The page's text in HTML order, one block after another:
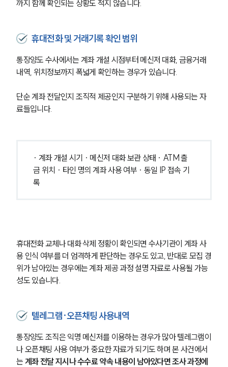
까지 함께 확인되는 상황도 적지 않습니다.
휴대전화 및 거래기록 확인 범위
통장양도 수사에서는 계좌 개설 시점부터 메신저 대화, 금융거래
내역, 위치정보까지 폭넓게 확인하는 경우가 있습니다.
단순 계좌 전달인지 조직적 제공인지 구분하기 위해 사용되는 자
료들입니다.
· 계좌 개설 시기 · 메신저 대화 보관 상태 · ATM 출
금 위치 · 타인 명의 계좌 사용 여부 · 동일 IP 접속 기
록
휴대전화 교체나 대화 삭제 정황이 확인되면 수사기관이 계좌 사
용 인식 여부를 더 엄격하게 판단하는 경우도 있고, 반대로 모집 경
위가 남아있는 경우에는 계좌 제공 과정 설명 자료로 사용될 가능
성도 있습니다.
텔레그램·오픈채팅 사용내역
통장양도 조직은 익명 메신저를 이용하는 경우가 많아 텔레그램이
나 오픈채팅 사용 여부가 중요한 자료가 되기도 하며 본 사건에서
는 계좌 전달 지시나 수수료 약속 내용이 남아있다면 조사 과정에